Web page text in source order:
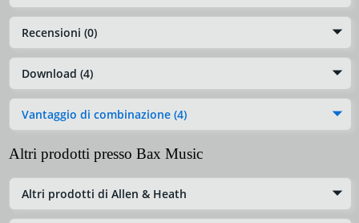
Recensioni (0)
Download (4)
Vantaggio di combinazione (4)
Altri prodotti presso Bax Music
Altri prodotti di Allen & Heath